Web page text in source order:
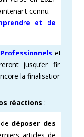
connu.
et de
et
jusqu’en fin
la finalisation
réactions :
déposer des
articles de